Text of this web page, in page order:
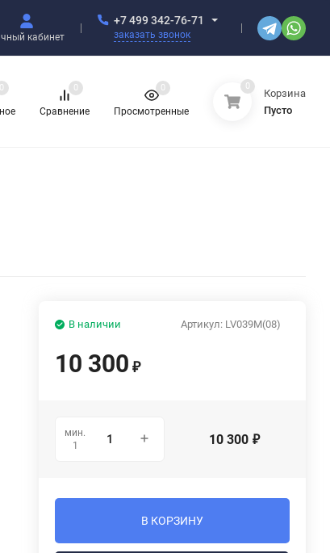
кабинет
+7 499 342-76-71
заказать звонок
0
Сравнение
0
Просмотренные
0 0
Корзина
Пусто
Артикул: LV039M(08)
В наличии
10 300 ₽
мин.
1
10 300 ₽
В КОРЗИНУ